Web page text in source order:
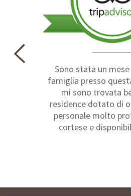
Sono stata un
famiglia presso
mi sono trovata
residence dotato di
personale molto
cortese e